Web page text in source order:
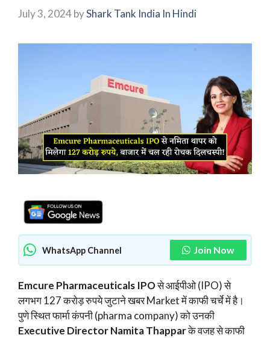
July 3, 2024byShark Tank India In Hindi
WhatsApp Channel Join Now
Emcure Pharmaceuticals IPOसे आईपीओ (IPO) से
लगभग 127 करोड़ रुपये जुटाने खबर Market में काफी चर्चे में है।
पुणे स्थित फार्मा कंपनी (pharma company) को उनकी
Executive Director Namita Thapparके वजह से काफी